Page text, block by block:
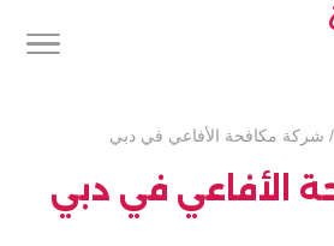
/ شركة مكافحة الأفاعي في دبي
الأفاعي في دبي